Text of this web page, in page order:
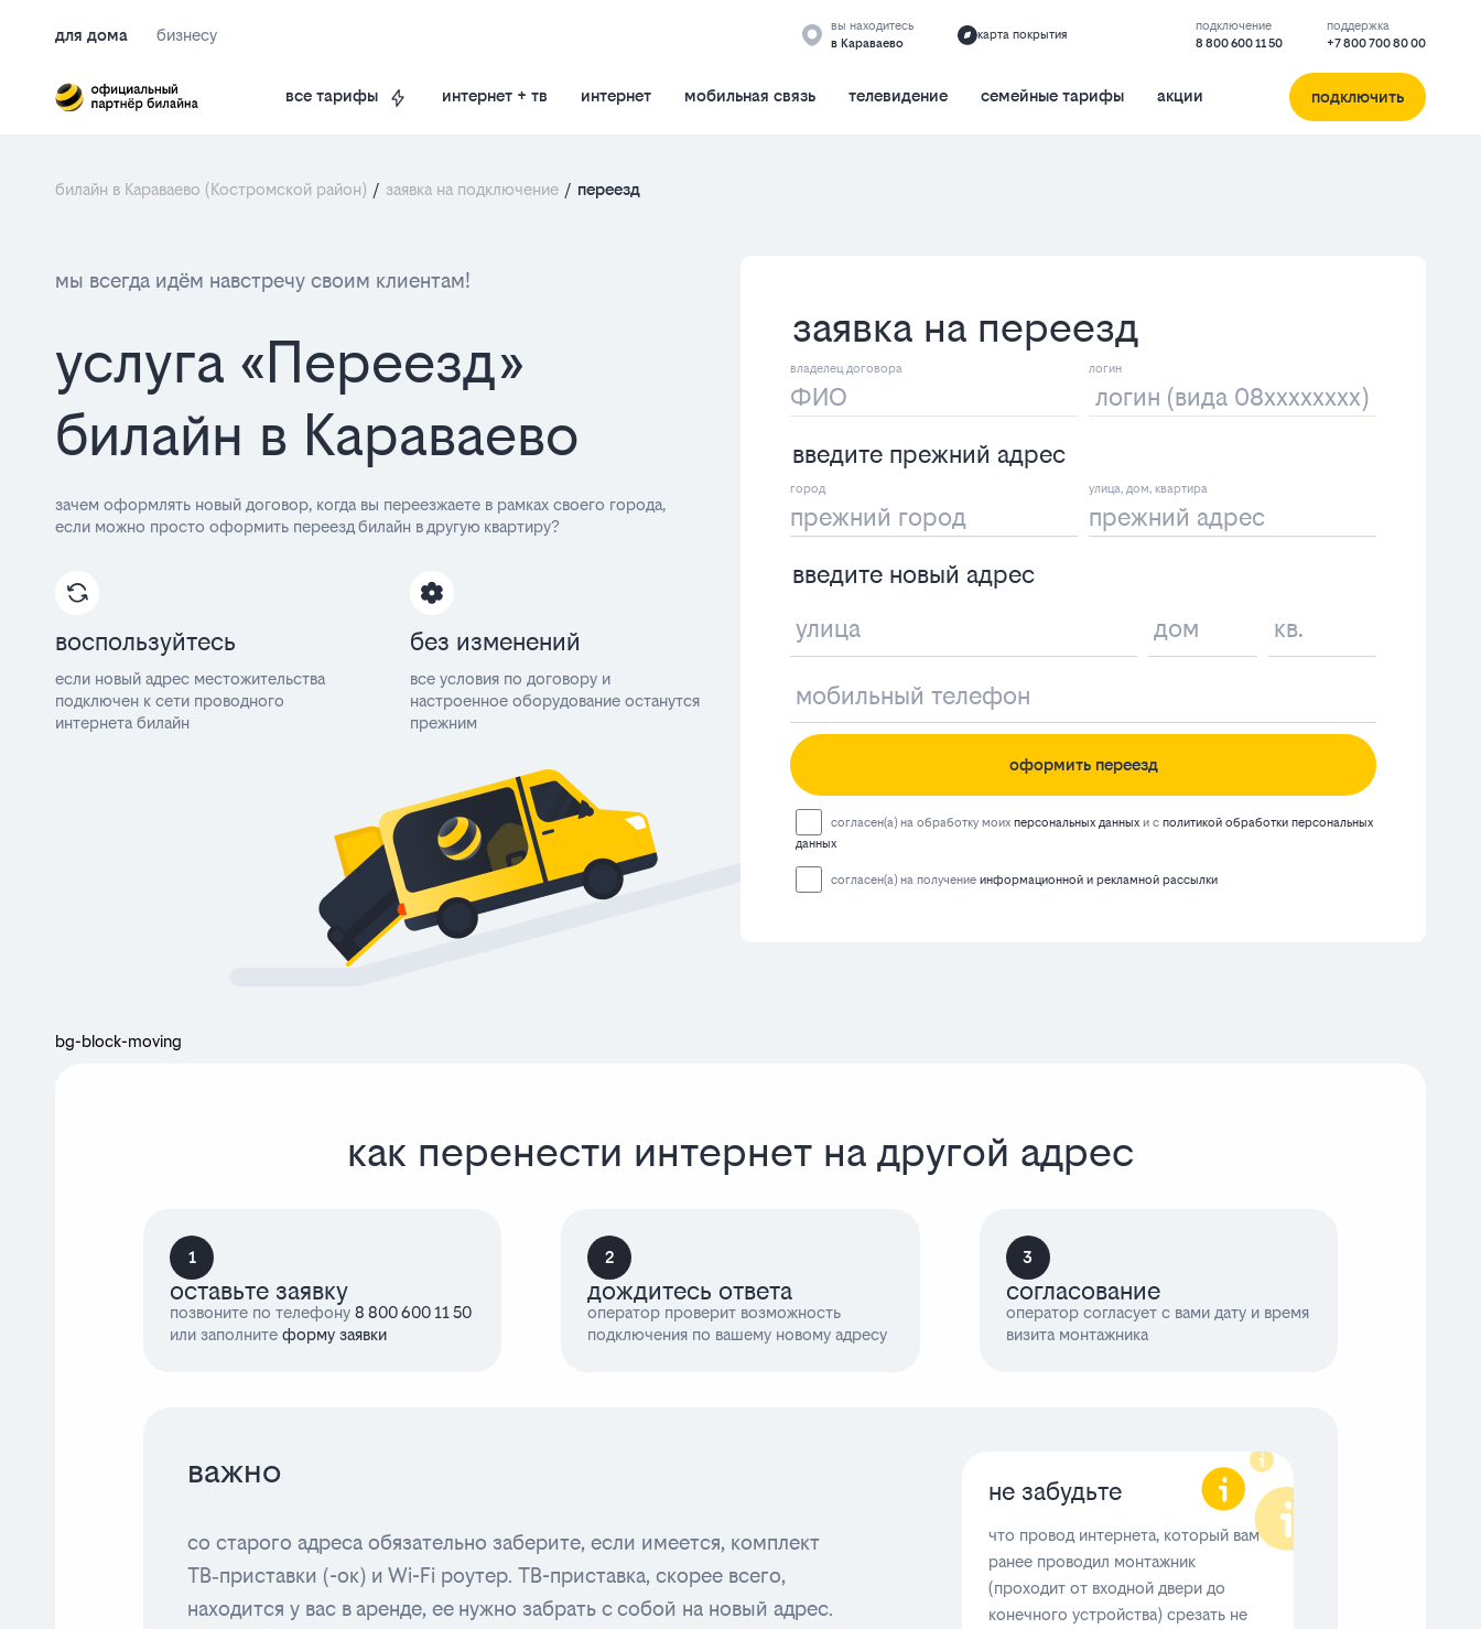
для дома бизнесу
вы находитесь
в Караваево
карта покрытия
подключение
8 800 600 11 50
поддержка
+7 800 700 80 00
все тарифы интернет + тв интернет мобильная связь телевидение семейные тарифы акции подключить
билайн в Караваево (Костромской район) / заявка на подключение / переезд
мы всегда идём навстречу своим клиентам!
услуга «Переезд»
билайн в Караваево
зачем оформлять новый договор, когда вы переезжаете в рамках своего города,
если можно просто оформить переезд билайн в другую квартиру?
воспользуйтесь
если новый адрес местожительства
подключен к сети проводного
интернета билайн
без изменений
все условия по договору и
настроенное оборудование останутся
прежним
заявка на переезд
введите прежний адрес
введите новый адрес
оформить переезд
согласен(а) на обработку моих персональных данных и с политикой обработки персональных
данных
согласен(а) на получение информационной и рекламной рассылки
bg-block-moving
как перенести интернет на другой адрес
1
оставьте заявку
позвоните по телефону 8 800 600 11 50
или заполните форму заявки
2
дождитесь ответа
оператор проверит возможность
подключения по вашему новому адресу
3
согласование
оператор согласует с вами дату и время
визита монтажника
важно
со старого адреса обязательно заберите, если имеется, комплект
ТВ‑приставки (-ок) и Wi-Fi роутер. ТВ-приставка, скорее всего,
находится у вас в аренде, ее нужно забрать с собой на новый адрес.
не забудьте
что провод интернета, который вам
ранее проводил монтажник
(проходит от входной двери до
конечного устройства) срезать не